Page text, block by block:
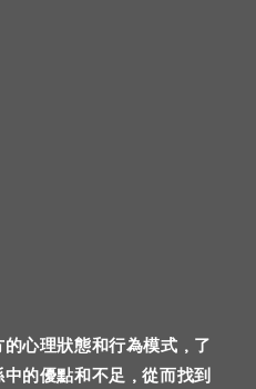
心理狀態和行為模式，了
的優點和不足，從而找到